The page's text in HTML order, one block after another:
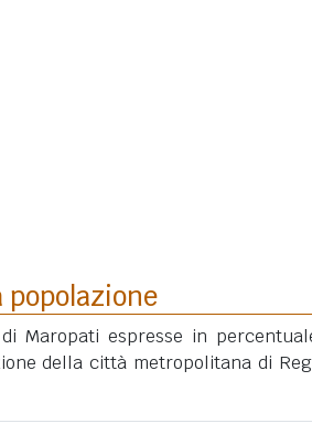
Maropati espresse in
della città metropolitana di